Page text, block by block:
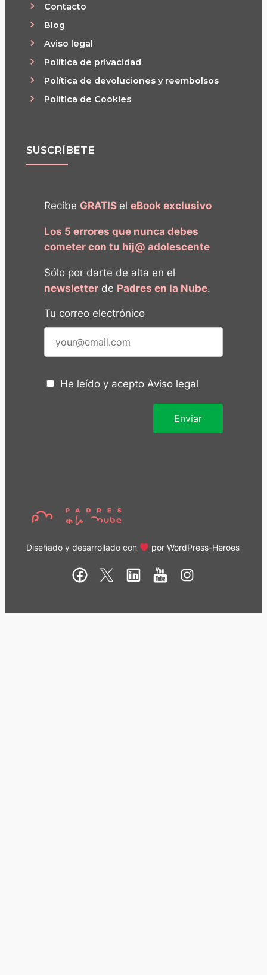
Contacto
Blog
Aviso legal
Política de privacidad
Política de devoluciones y reembolsos
Política de Cookies
SUSCRÍBETE
Recibe GRATIS el eBook exclusivo
Los 5 errores que nunca debes
cometer con tu hij@ adolescente
Sólo por darte de alta en el
newsletterde Padres en la Nube.
Tu correo electrónico
He leído y acepto Aviso legal
Diseñado y desarrollado con porWordPress-Heroes